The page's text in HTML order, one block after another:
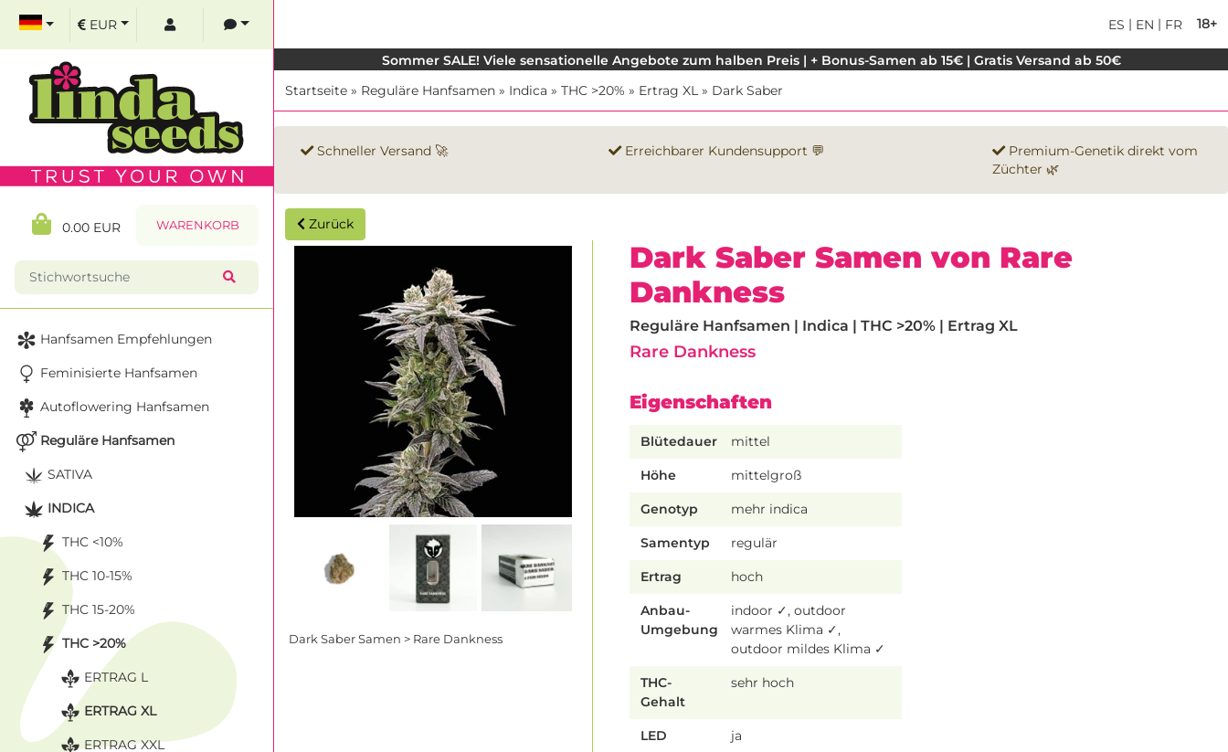
18+
ES | EN | FR
Sommer SALE! Viele sensationelle Angebote zum halben Preis | + Bonus-Samen ab 15€ | Gratis Versand ab 50€
Startseite » Reguläre Hanfsamen » Indica » THC >20% » Ertrag XL » Dark Saber
Schneller Versand 🚀 Erreichbarer Kundensupport 💬
Premium-Genetik direkt vom
Züchter 🌿
Zurück
Dark Saber Samen > Rare Dankness
Dark Saber Samen von Rare
Dankness
Reguläre Hanfsamen | Indica | THC >20% | Ertrag XL
Rare Dankness
Eigenschaften
Blütedauer mittel
Höhe mittelgroß
Genotyp mehr indica
Samentyp regulär
Ertrag hoch
Anbau-
Umgebung
indoor ✓, outdoor
warmes Klima ✓,
outdoor mildes Klima ✓
THC-
Gehalt
sehr hoch
LED ja
EUR
0.00 EUR WARENKORB
Hanfsamen Empfehlungen
Feminisierte Hanfsamen
Autoflowering Hanfsamen
Reguläre Hanfsamen
SATIVA
INDICA
THC <10%
THC 10-15%
THC 15-20%
THC >20%
ERTRAG L
ERTRAG XL
ERTRAG XXL